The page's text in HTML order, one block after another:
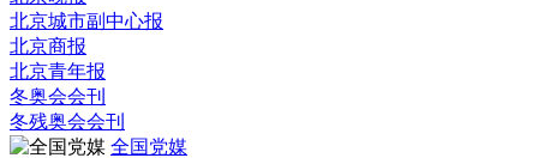
北京城市副中心报
北京商报
北京青年报
冬奥会会刊
冬残奥会会刊
全国党媒